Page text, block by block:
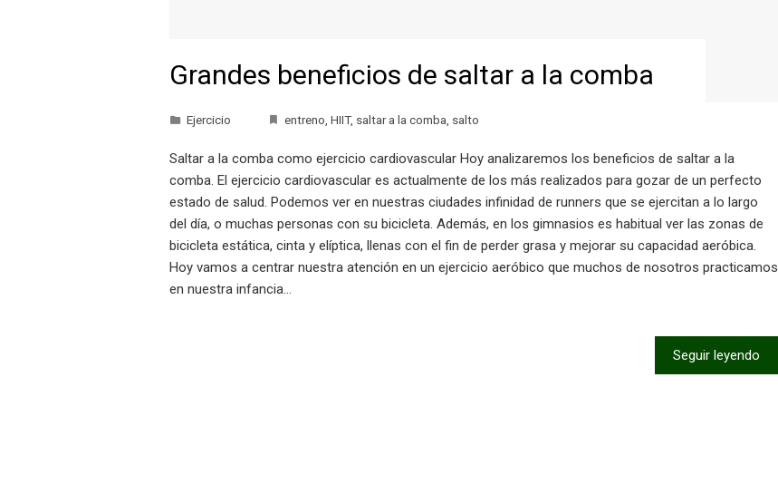
Grandes beneficios de saltar a la comba
Ejercicio entreno HIIT, saltar a la comba salto
Saltar a la comba como ejercicio cardiovascular Hoy analizaremos los beneficios de saltar a la
comba. El ejercicio cardiovascular es actualmente de los más realizados para gozar de un perfecto
estado de salud. Podemos ver en nuestras ciudades infinidad de runners que se ejercitan a lo largo
del día, o muchas personas con su bicicleta. Además, en los gimnasios es habitual ver las zonas de
bicicleta estática, cinta y elíptica, llenas con el fin de perder grasa y mejorar su capacidad aeróbica.
Hoy vamos a centrar nuestra atención en un ejercicio aeróbico que muchos de nosotros practicamos
en nuestra infancia…
Seguir leyendo